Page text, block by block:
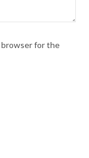
browser for the